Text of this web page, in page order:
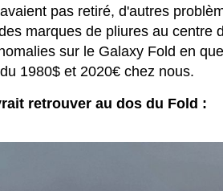
pas retiré, d'autres
marques de pliures au centre
sur le Galaxy Fold en
1980$ et 2020€ chez nous.
retrouver au dos du Fold :